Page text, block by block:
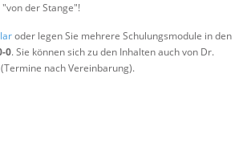
der Stange"!
oder legen Sie mehrere Schulungsmodule in den
0. Sie können sich zu den Inhalten auch von Dr.
nach Vereinbarung).